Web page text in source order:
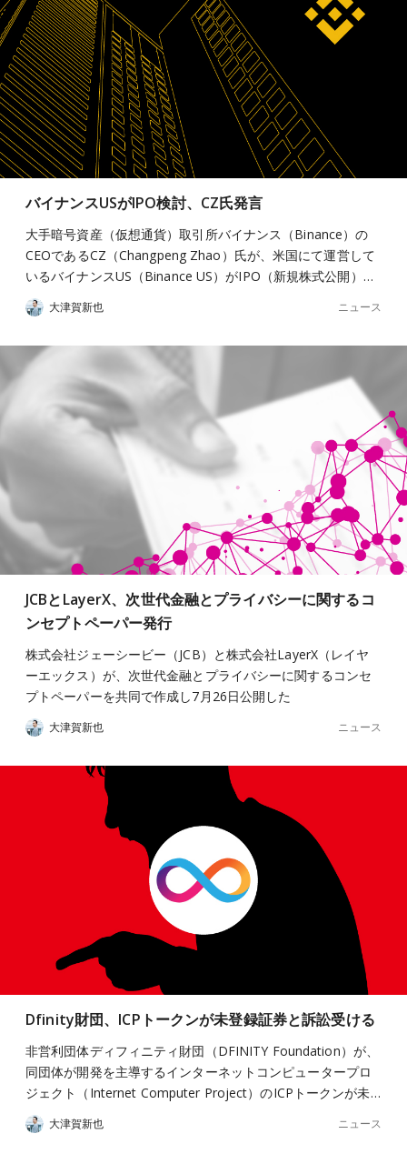
バイナンスUSがIPO検討、CZ氏発言
大手暗号資産（仮想通貨）取引所バイナンス（Binance）の
CEOであるCZ（Changpeng Zhao）氏が、米国にて運営して
いるバイナンスUS（Binance US）がIPO（新規株式公開）…
大津賀新也 ニュース
JCBとLayerX、次世代金融とプライバシーに関するコ
ンセプトペーパー発行
株式会社ジェーシービー（JCB）と株式会社LayerX（レイヤ
ーエックス）が、次世代金融とプライバシーに関するコンセ
プトペーパーを共同で作成し7月26日公開した
大津賀新也 ニュース
Dfinity財団、ICPトークンが未登録証券と訴訟受ける
非営利団体ディフィニティ財団（DFINITY Foundation）が、
同団体が開発を主導するインターネットコンピュータープロ
ジェクト（Internet Computer Project）のICPトークンが未…
大津賀新也 ニュース